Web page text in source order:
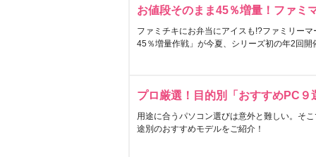
お値段そのまま45％増量！ファミ
ファミチキにお弁当にアイスも!?ファミリー
45％増量作戦」が今夏、シリーズ初の年2回開
プロ厳選！目的別「おすすめPC９
用途に合うパソコン選びは意外と難しい。そ
途別のおすすめモデルをご紹介！